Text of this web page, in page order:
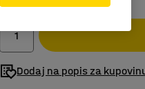
Dodaj na popis za